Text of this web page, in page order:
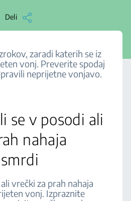
Deli
zaradi katerih se iz
vonj. Preverite spodaj
neprijetne vonjavo.
se v posodi ali
nahaja
vrečki za prah nahaja
vonj. Izpraznite